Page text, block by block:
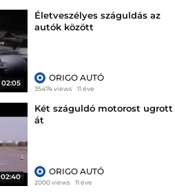
02:05
Életveszélyes száguldás az
autók között
ORIGO AUTÓ
35474 views 11 éve
02:40
Két száguldó motorost ugrott
át
ORIGO AUTÓ
2000 views 11 éve